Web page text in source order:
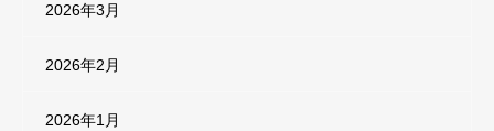
2026年3月
2026年2月
2026年1月